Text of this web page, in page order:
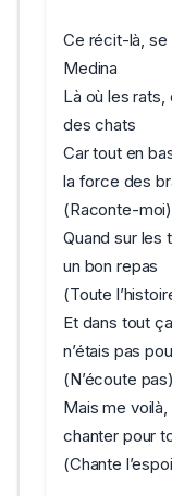
Ce récit-là, se
Medina
Là où les rats,
des chats
Car tout en
la force des
(Raconte-moi)
Quand sur les
un bon repas
(Toute
Et dans tout
n’étais pas
(N’écoute pas)
Mais me
chanter pour
(Chante